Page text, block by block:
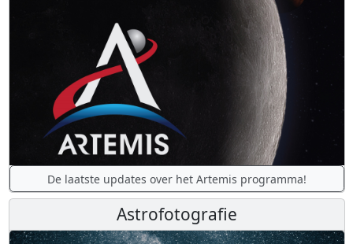
De laatste updates over het Artemis programma!
Astrofotografie